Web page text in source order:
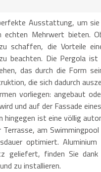
Ausstattung, um
echten Mehrwert bieten.
schaffen, die Vorteile
beachten. Die Pergola
das durch die Form
die sich dadurch
vorliegen: angebaut
und auf der Fassade
ist eine völlig
am Swimmingpool
optimiert.
finden Sie dank
zu installieren.